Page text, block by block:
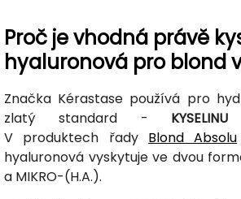
Proč je vhodná právě
hyaluronová pro blond
Značka Kérastase používá pro
zlatý standard -
V produktech řady Blond Absolu
hyaluronová vyskytuje ve dvou
a MIKRO-(H.A.).